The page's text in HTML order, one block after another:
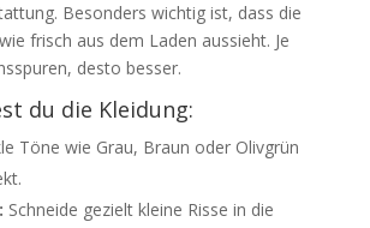
Besonders wichtig ist, dass die
frisch aus dem Laden aussieht. Je
desto besser.
du die Kleidung:
Töne wie Grau, Braun oder Olivgrün
Schneide gezielt kleine Risse in die